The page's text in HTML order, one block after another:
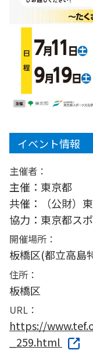
イベント情報
主催者：
主催：東京都
共催：（公財）
協力：東京都ス
開催場所：
板橋区(都立高島
住所：
板橋区
URL：
https://
_259.html